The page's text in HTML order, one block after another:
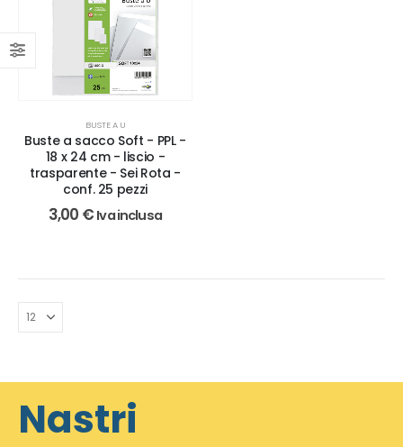
BUSTE A U
Buste a sacco Soft - PPL -
18 x 24 cm - liscio -
trasparente - Sei Rota -
conf. 25 pezzi
3,00 € Iva inclusa
Nastri